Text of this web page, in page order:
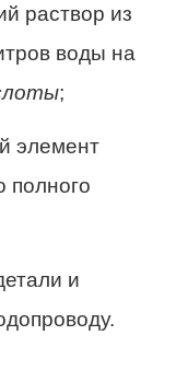
раствор из
воды на
;
элемент
полного
и